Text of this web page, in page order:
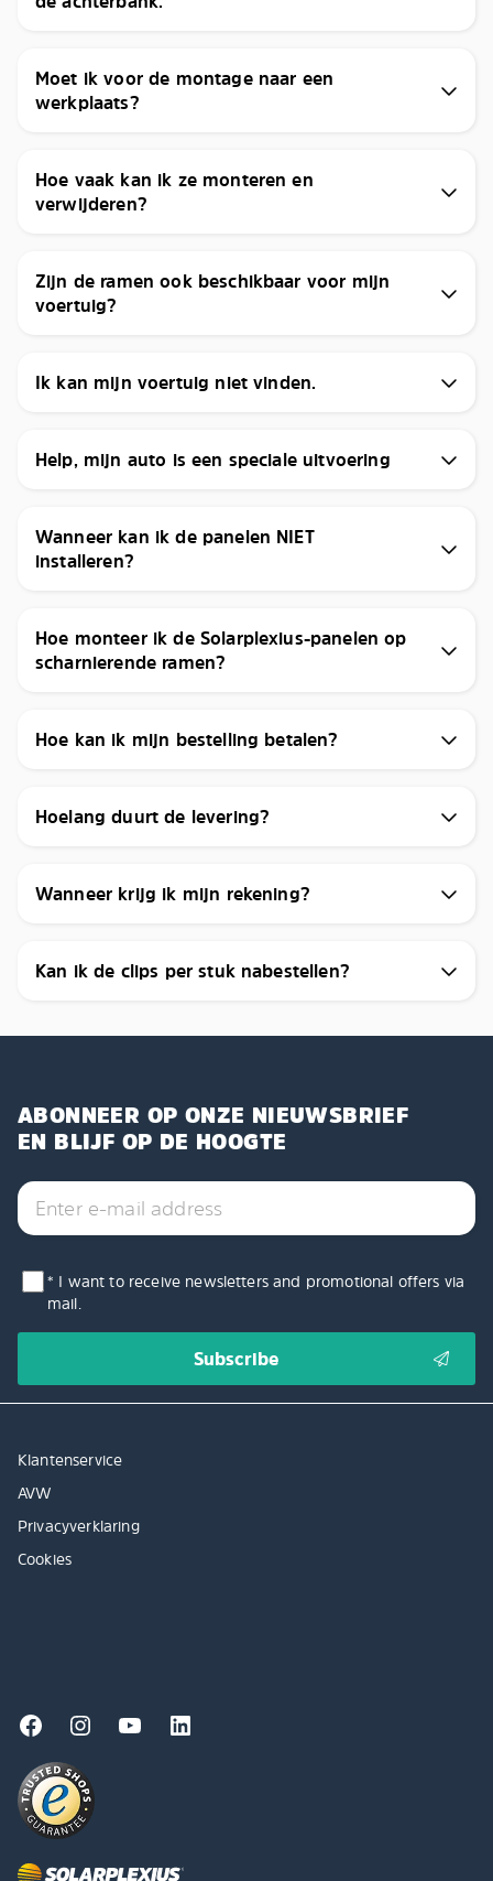
Moet ik voor de montage naar een
werkplaats?
Hoe vaak kan ik ze monteren en
verwijderen?
Zijn de ramen ook beschikbaar voor mijn
voertuig?
Ik kan mijn voertuig niet vinden.
Help, mijn auto is een speciale uitvoering
Wanneer kan ik de panelen NIET
installeren?
Hoe monteer ik de Solarplexius-panelen op
scharnierende ramen?
Hoe kan ik mijn bestelling betalen?
Hoelang duurt de levering?
Wanneer krijg ik mijn rekening?
Kan ik de clips per stuk nabestellen?
ABONNEER OP ONZE NIEUWSBRIEF
EN BLIJF OP DE HOOGTE
* I want to receive newsletters and promotional offers via
mail.
Klantenservice
AVW
Privacyverklaring
Cookies